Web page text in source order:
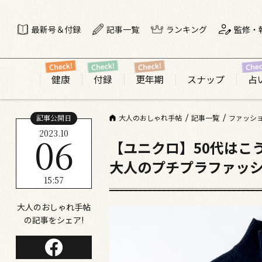
最新号＆付録 記事一覧 ランキング 監修・
健康 付録 更年期 スナップ 占
記事公開日
2023.10
06
15:57
大人のおしゃれ手帖
の記事をシェア!
大人のおしゃれ手帖 記事一覧 ファッシ
【ユニクロ】50代はこ
大人のプチプラファッ